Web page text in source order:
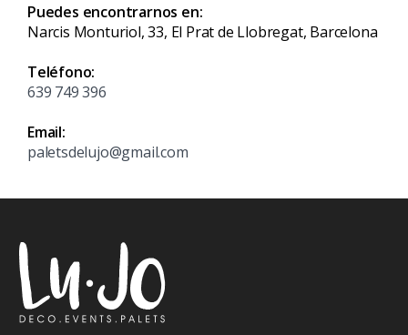
Puedes encontrarnos en:
Narcis Monturiol, 33, El Prat de Llobregat, Barcelona
Teléfono:
639 749 396
Email:
paletsdelujo@gmail.com